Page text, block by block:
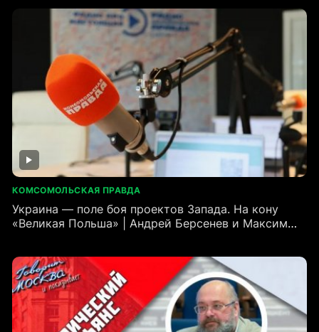
КОМСОМОЛЬСКАЯ ПРАВДА
Украина — поле боя проектов Запада. На кону
«Великая Польша» | Андрей Берсенев и Максим